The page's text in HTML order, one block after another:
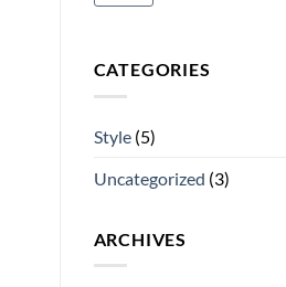
CATEGORIES
Style(5)
Uncategorized (3)
ARCHIVES